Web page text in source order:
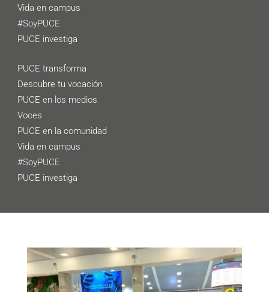
Vida en campus
#SoyPUCE
PUCE investiga
PUCE transforma
Descubre tu vocación
PUCE en los medios
Voces
PUCE en la comunidad
Vida en campus
#SoyPUCE
PUCE investiga